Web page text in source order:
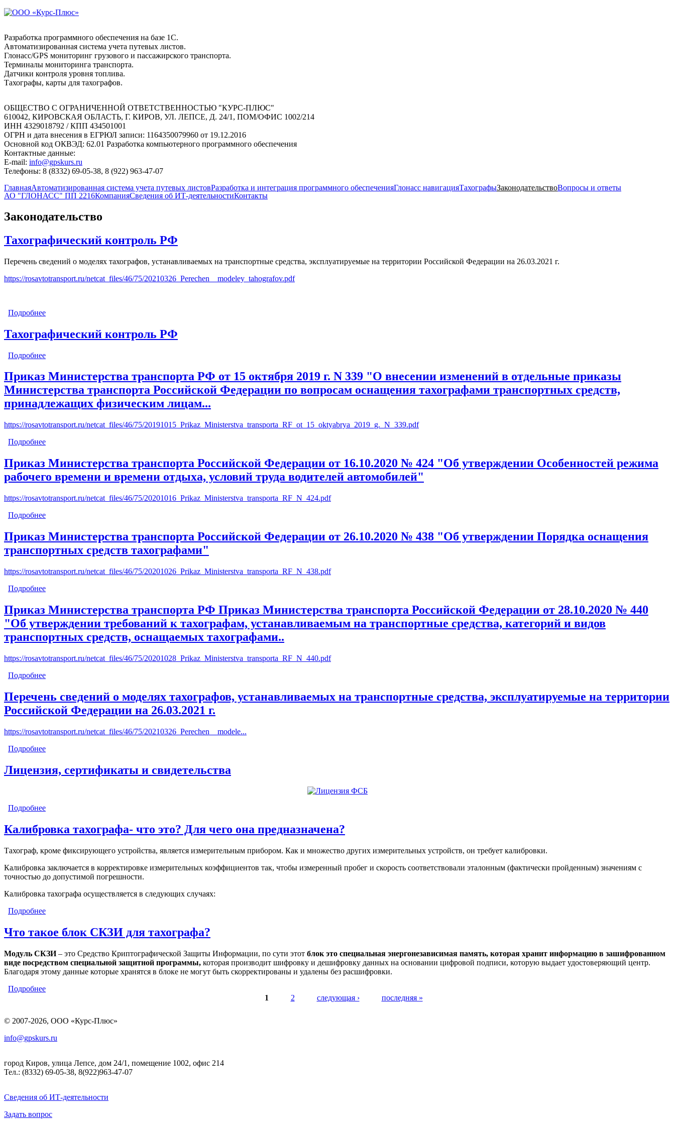
Разработка программного обеспечения на базе 1С.
Автоматизированная система учета путевых листов.
Глонасс/GPS мониторинг грузового и пассажирского транспорта.
Терминалы мониторинга транспорта.
Датчики контроля уровня топлива.
Тахографы, карты для тахографов.
ОБЩЕСТВО С ОГРАНИЧЕННОЙ ОТВЕТСТВЕННОСТЬЮ "КУРС-ПЛЮС"
610042, КИРОВСКАЯ ОБЛАСТЬ, Г. КИРОВ, УЛ. ЛЕПСЕ, Д. 24/1, ПОМ/ОФИС 1002/214
ИНН 4329018792 / КПП 434501001
ОГРН и дата внесения в ЕГРЮЛ записи: 1164350079960 от 19.12.2016
Основной код ОКВЭД: 62.01 Разработка компьютерного программного обеспечения
Контактные данные:
E-mail: info@gpskurs.ru
Телефоны: 8 (8332) 69-05-38, 8 (922) 963-47-07
ГлавнаяАвтоматизированная система учета путевых листовРазработка и интеграция программного обеспеченияГлонасс навигацияТахографыЗаконодательствоВопросы и ответы
АО "ГЛОНАСС" ПП 2216КомпанияСведения об ИТ-деятельностиКонтакты
Законодательство
Тахографический контроль РФ
Перечень сведений о моделях тахографов, устанавливаемых на транспортные средства, эксплуатируемые на территории Российской Федерации на 26.03.2021 г.
https://rosavtotransport.ru/netcat_files/46/75/20210326_Perechen__modeley_tahografov.pdf
Подробнее
Тахографический контроль РФ
Подробнее
Приказ Министерства транспорта РФ от 15 октября 2019 г. N 339 "О внесении изменений в отдельные приказы
Министерства транспорта Российской Федерации по вопросам оснащения тахографами транспортных средств,
принадлежащих физическим лицам...
https://rosavtotransport.ru/netcat_files/46/75/20191015_Prikaz_Ministerstva_transporta_RF_ot_15_oktyabrya_2019_g._N_339.pdf
Подробнее
Приказ Министерства транспорта Российской Федерации от 16.10.2020 № 424 "Об утверждении Особенностей режима
рабочего времени и времени отдыха, условий труда водителей автомобилей"
https://rosavtotransport.ru/netcat_files/46/75/20201016_Prikaz_Ministerstva_transporta_RF_N_424.pdf
Подробнее
Приказ Министерства транспорта Российской Федерации от 26.10.2020 № 438 "Об утверждении Порядка оснащения
транспортных средств тахографами"
https://rosavtotransport.ru/netcat_files/46/75/20201026_Prikaz_Ministerstva_transporta_RF_N_438.pdf
Подробнее
Приказ Министерства транспорта РФ Приказ Министерства транспорта Российской Федерации от 28.10.2020 № 440
"Об утверждении требований к тахографам, устанавливаемым на транспортные средства, категорий и видов
транспортных средств, оснащаемых тахографами..
https://rosavtotransport.ru/netcat_files/46/75/20201028_Prikaz_Ministerstva_transporta_RF_N_440.pdf
Подробнее
Перечень сведений о моделях тахографов, устанавливаемых на транспортные средства, эксплуатируемые на территории
Российской Федерации на 26.03.2021 г.
https://rosavtotransport.ru/netcat_files/46/75/20210326_Perechen__modele...
Подробнее
Лицензия, сертификаты и свидетельства
Подробнее
Калибровка тахографа- что это? Для чего она предназначена?
Тахограф, кроме фиксирующего устройства, является измерительным прибором. Как и множество других измерительных устройств, он требует калибровки.
Калибровка заключается в корректировке измерительных коэффициентов так, чтобы измеренный пробег и скорость соответствовали эталонным (фактически пройденным) значениям с
точностью до допустимой погрешности.
Калибровка тахографа осуществляется в следующих случаях:
Подробнее
Что такое блок СКЗИ для тахографа?
Модуль СКЗИ– это Средство Криптографической Защиты Информации, по сути этот блок это специальная энергонезависимая память, которая хранит информацию в зашифрованном
виде посредством специальной защитной программы, которая производит шифровку и дешифровку данных на основании цифровой подписи, которую выдает удостоверяющий центр.
Благодаря этому данные которые хранятся в блоке не могут быть скорректированы и удалены без расшифровки.
Подробнее
1 2 следующая › последняя »
© 2007-2026, ООО «Курс-Плюс»
info@gpskurs.ru
город Киров, улица Лепсе, дом 24/1, помещение 1002, офис 214
Тел.: (8332) 69-05-38, 8(922)963-47-07
Сведения об ИТ-деятельности
Задать вопрос